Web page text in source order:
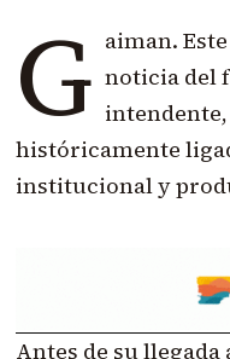
G aiman.
noticia del
históricamente
institucional y
Antes de su llegada